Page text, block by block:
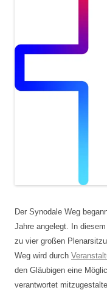
Der Synodale Weg
Jahre angelegt. In
zu vier großen
Weg wird durch
den Gläubigen eine
verantwortet